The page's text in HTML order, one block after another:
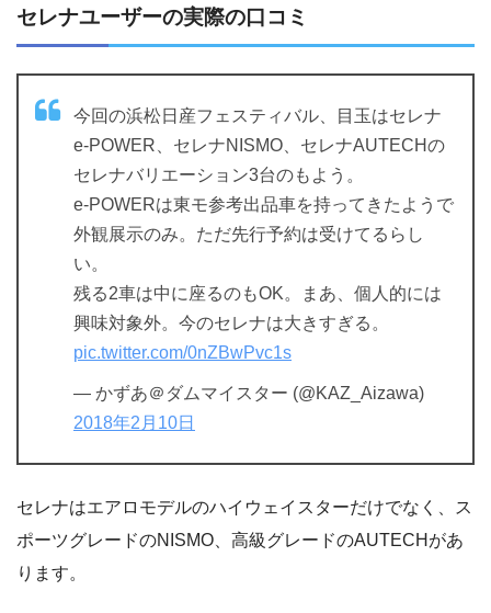
セレナユーザーの実際の口コミ
今回の浜松日産フェスティバル、目玉はセレナ
e-POWER、セレナNISMO、セレナAUTECHの
セレナバリエーション3台のもよう。
e-POWERは東モ参考出品車を持ってきたようで
外観展示のみ。ただ先行予約は受けてるらし
い。
残る2車は中に座るのもOK。まあ、個人的には
興味対象外。今のセレナは大きすぎる。
pic.twitter.com/0nZBwPvc1s
— かずあ＠ダムマイスター (@KAZ_Aizawa)
2018年2月10日
セレナはエアロモデルのハイウェイスターだけでなく、ス
ポーツグレードのNISMO、高級グレードのAUTECHがあ
ります。